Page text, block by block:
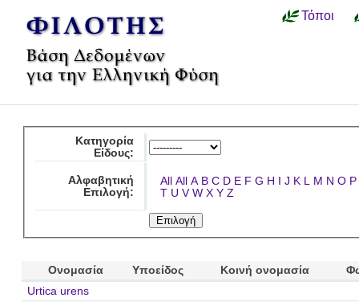
Τόποι
Κατηγορία
Είδους:
Αλφαβητική
Επιλογή:
All All A B C D E F G H I J K L M N O P
T U V W X Y Z
Ονομασία Υποείδος Κοινή ονομασία
Urtica urens